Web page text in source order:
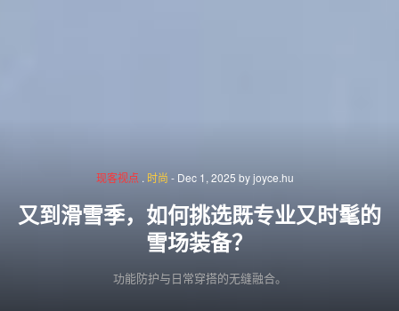
现客视点 . 时尚 - Dec 1, 2025 byjoyce.hu
又到滑雪季，如何挑选既专业又时髦的
雪场装备？
功能防护与日常穿搭的无缝融合。